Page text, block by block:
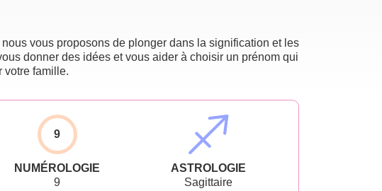
vous proposons de plonger dans la signification et les
donner des idées et vous aider à choisir un prénom qui
votre famille.
9
NUMÉROLOGIE
9
ASTROLOGIE
Sagittaire